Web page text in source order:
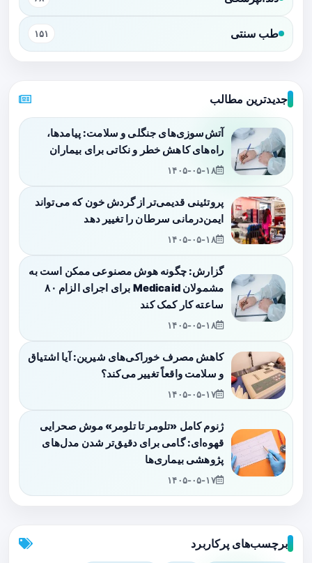
طب سنتی ۱۵۱
جدیدترین مطالب
آتش‌سوزی‌های جنگلی و سلامت: پیامدها،
راه‌های کاهش خطر و نکاتی برای بیماران
۱۴۰۵-۰۵-۱۸
پروتئینی قدیمی‌تر از گردش خون که می‌تواند
ایمن‌درمانی سرطان را تغییر دهد
۱۴۰۵-۰۵-۱۸
گزارش: چگونه هوش مصنوعی ممکن است به
مشمولان Medicaid برای اجرای الزام ۸۰
ساعته کار کمک کند
۱۴۰۵-۰۵-۱۸
کاهش مصرف خوراکی‌های شیرین: آیا اشتیاق
و سلامت واقعاً تغییر می‌کند؟
۱۴۰۵-۰۵-۱۷
ژنوم کامل «تلومر تا تلومر» موش صحرایی
قهوه‌ای: گامی برای دقیق‌تر شدن مدل‌های
پژوهشی بیماری‌ها
۱۴۰۵-۰۵-۱۷
برچسب‌های پرکاربرد